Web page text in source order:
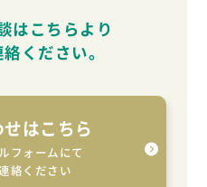
はこちらより
ください。
はこちら
フォームにて
絡ください